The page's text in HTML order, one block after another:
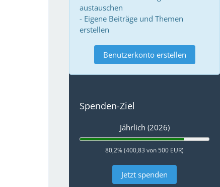
austauschen
- Eigene Beiträge und Themen
erstellen
Benutzerkonto erstellen
Spenden-Ziel
Jährlich (2026)
80,2% (400,83 von 500 EUR)
Jetzt spenden